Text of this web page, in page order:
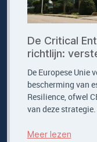
De Critical
richtlijn:
De Europese Unie
bescherming van
Resilience, ofwel
van deze strategie.
Meer lezen